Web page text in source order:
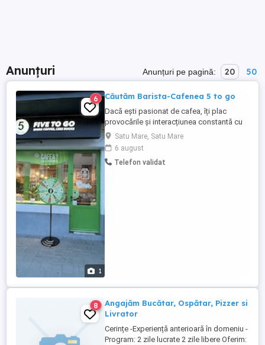
Anunțuri Anunțuri pe pagină: 20 50
1
6 Căutăm Barista-Cafenea 5 to go
Dacă ești pasionat de cafea, îți plac
provocările și interacțiunea constantă cu
persoane noi te încarcă cu energie, atunci
vrem sa te cunoaștem. Cerințe: -
Disponibilitate pentru un loc de munca full
time. - Experiența pe un post similar este
Satu Mare, Satu Mare
6 august
Telefon validat
8
Angajăm Bucătar, Ospătar, Pizzer si
Livrator
Cerințe -Experiență anterioară în domeniu -
Program: 2 zile lucrate 2 zile libere Oferim: